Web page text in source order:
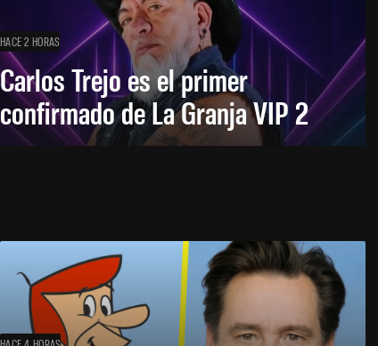
HACE 2 HORAS
Carlos Trejo es el primer
confirmado de La Granja VIP 2